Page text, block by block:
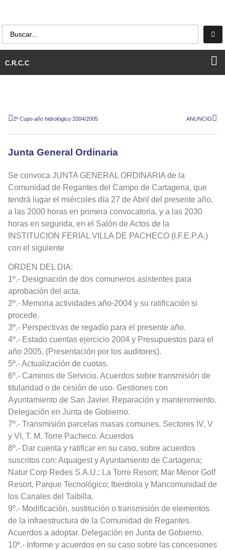
C.R.C.C
2º Cupo año hidrológico 2004/2005 ANUNCIO
Junta General Ordinaria
Se convoca JUNTA GENERAL ORDINARIA de la
Comunidad de Regantes del Campo de Cartagena, que
tendrá lugar el miércoles día 27 de Abril del presente año,
a las 2000 horas en primera convocatoria, y a las 2030
horas en segunda, en el Salón de Actos de la
INSTITUCION FERIAL VILLA DE PACHECO (I.F.E.P.A.)
con el siguiente
ORDEN DEL DIA:
1º.- Designación de dos comuneros asistentes para
aprobación del acta.
2º.- Memoria actividades año-2004 y su ratificación si
procede.
3º.- Perspectivas de regadío para el presente año.
4º.- Estado cuentas ejercicio 2004 y Presupuestos para el
año 2005. (Presentación por los auditores).
5º.- Actualización de cuotas.
6º.- Caminos de Servicio. Acuerdos sobre transmisión de
titularidad o de cesión de uso. Gestiones con
Ayuntamiento de San Javier. Reparación y mantenimiento.
Delegación en Junta de Gobierno.
7º.- Transmisión parcelas masas comunes, Sectores IV, V
y VI, T. M. Torre Pacheco. Acuerdos
8º.- Dar cuenta y ratificar en su caso, sobre acuerdos
suscritos con: Aquagest y Ayuntamiento de Cartagena;
Natur Corp Redes S.A.U.; La Torre Resort; Mar Menor Golf
Resort, Parque Tecnológico; Iberdrola y Mancomunidad de
los Canales del Taibilla.
9º.- Modificación, sustitución o transmisión de elementos
de la infraestructura de la Comunidad de Regantes.
Acuerdos a adoptar. Delegación en Junta de Gobierno.
10º.- Informe y acuerdos en su caso sobre las concesiones